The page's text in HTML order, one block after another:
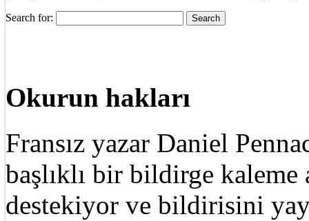
Search for:
Okurun hakları
Fransız yazar Daniel
başlıklı bir bildirge kaleme
destekiyor ve bildirisini